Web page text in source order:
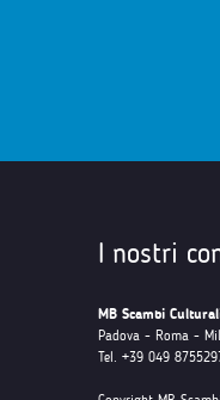
I nostri
MB Scambi
Padova - Roma -
Tel. +39 049